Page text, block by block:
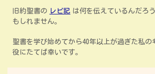
旧約聖書の レビ記 は何を伝えているんだろ
もしれません。
聖書を学び始めてから40年以上が過ぎた私の
役にたてば幸いです。